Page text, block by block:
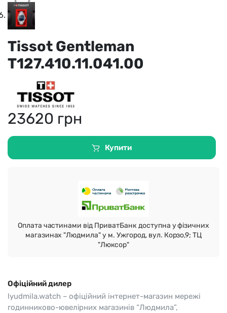
Tissot Gentleman
T127.410.11.041.00
23620 грн
Купити
Оплата частинами від ПриватБанк доступна у фізичних
магазинах "Людмила" у м. Ужгород, вул. Корзо,9; ТЦ
"Люксор"
Офіційний дилер
lyudmila.watch – офіційний інтернет-магазин мережі
годинниково-ювелірних магазинів “Людмила”,